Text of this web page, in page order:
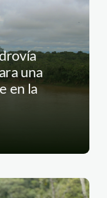
una
en la